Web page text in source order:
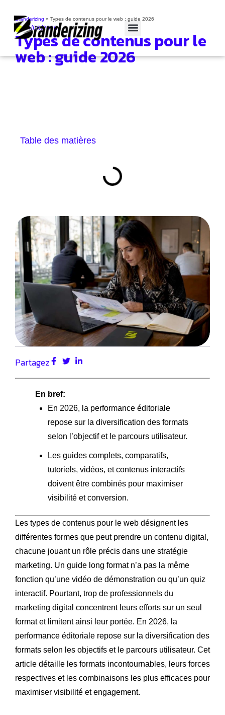
Branderizing » Types de contenus pour le web : guide 2026
21/06/2026
Types de contenus pour le
web : guide 2026
Table des matières
Partagez
En bref:
En 2026, la performance éditoriale
repose sur la diversification des formats
selon l’objectif et le parcours utilisateur.
Les guides complets, comparatifs,
tutoriels, vidéos, et contenus interactifs
doivent être combinés pour maximiser
visibilité et conversion.
Les types de contenus pour le web désignent les
différentes formes que peut prendre un contenu digital,
chacune jouant un rôle précis dans une stratégie
marketing. Un guide long format n’a pas la même
fonction qu’une vidéo de démonstration ou qu’un quiz
interactif. Pourtant, trop de professionnels du
marketing digital concentrent leurs efforts sur un seul
format et limitent ainsi leur portée. En 2026, la
performance éditoriale repose sur la diversification des
formats selon les objectifs et le parcours utilisateur. Cet
article détaille les formats incontournables, leurs forces
respectives et les combinaisons les plus efficaces pour
maximiser visibilité et engagement.